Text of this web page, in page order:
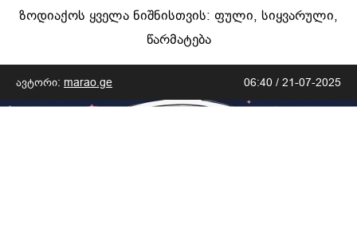
ზოდიაქოს ყველა ნიშნისთვის: ფული, სიყვარული,
წარმატება
ავტორი: marao.ge 06:40 / 21-07-2025